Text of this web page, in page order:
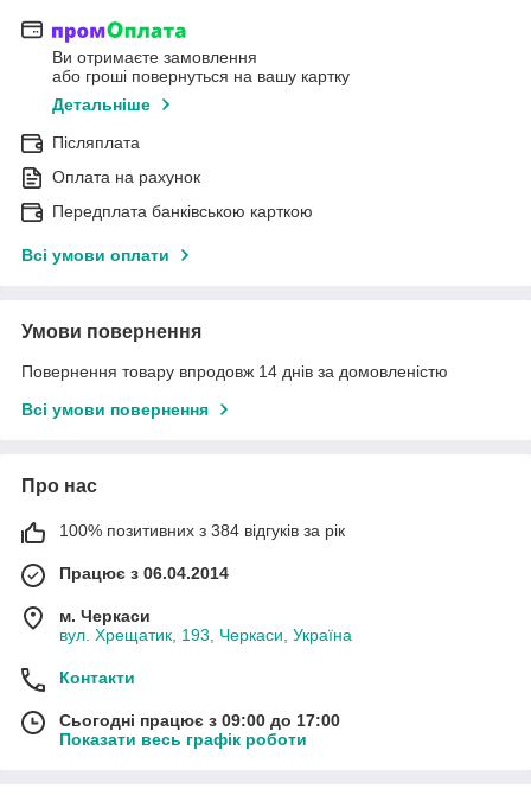
Ви отримаєте замовлення
або гроші повернуться на вашу картку
Детальніше
Післяплата
Оплата на рахунок
Передплата банківською карткою
Всі умови оплати
Умови повернення
Повернення товару впродовж 14 днів за домовленістю
Всі умови повернення
Про нас
100% позитивних з 384 відгуків за рік
Працює з 06.04.2014
м. Черкаси
вул. Хрещатик, 193, Черкаси, Україна
Контакти
Сьогодні працює з 09:00 до 17:00
Показати весь графік роботи